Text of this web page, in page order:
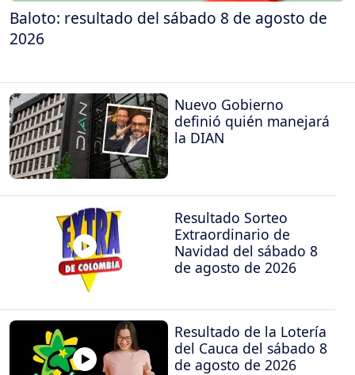
Baloto: resultado del sábado 8 de agosto de
2026
Nuevo Gobierno
definió quién manejará
la DIAN
Resultado Sorteo
Extraordinario de
Navidad del sábado 8
de agosto de 2026
Resultado de la Lotería
del Cauca del sábado 8
de agosto de 2026